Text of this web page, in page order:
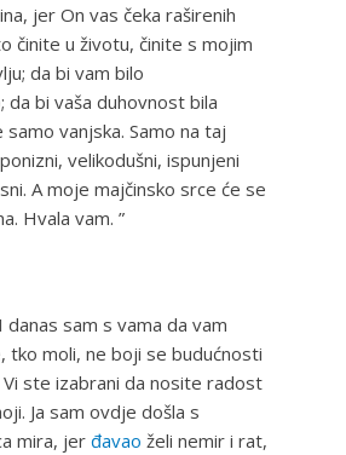
jer On vas čeka raširenih
činite u životu, činite s mojim
da bi vam bilo
da bi vaša duhovnost bila
samo vanjska. Samo na taj
velikodušni, ispunjeni
A moje majčinsko srce će se
Hvala vam. ”
danas sam s vama da vam
tko moli, ne boji se budućnosti
Vi ste izabrani da nosite radost
Ja sam ovdje došla s
mira, jer đavao želi nemir i rat,